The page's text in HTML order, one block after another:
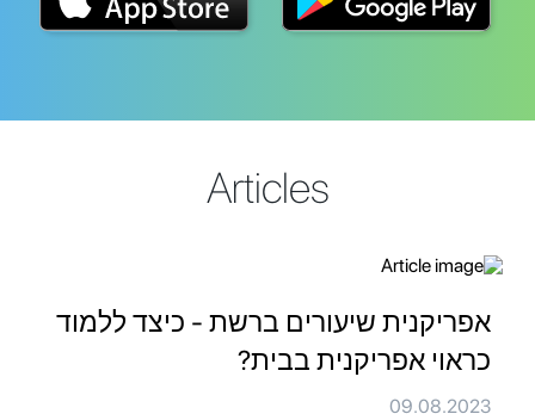
Articles
אפריקנית שיעורים ברשת - כיצד ללמוד
כראוי אפריקנית בבית?
09.08.2023